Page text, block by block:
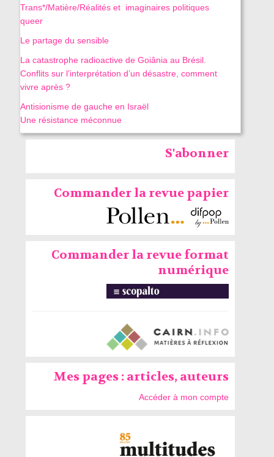
Trans*/Matière/Réalités et imaginaires politiques
queer
Le partage du sensible
La catastrophe radioactive de Goiânia au Brésil.
Conflits sur l’interprétation d’un désastre, comment
vivre après ?
Antisionisme de gauche en Israël
Une résistance méconnue
S'abonner
Commander la revue papier
Commander la revue format
numérique
Mes pages : articles, auteurs
Accéder à mon compte